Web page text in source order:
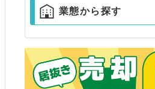
業態から探す